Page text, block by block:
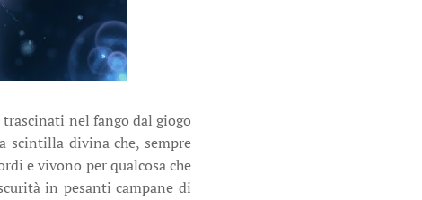
nel fango dal giogo
scintilla divina che, sempre
e vivono per qualcosa che
in pesanti campane di